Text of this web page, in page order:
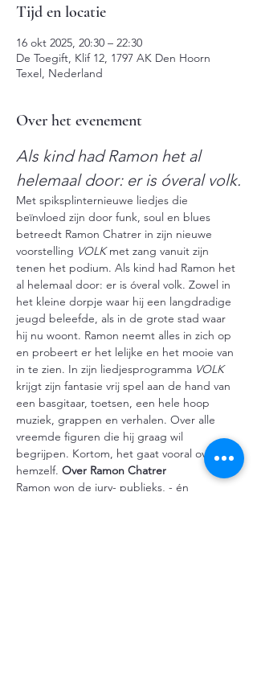
Tijd en locatie
16 okt 2025, 20:30 – 22:30
De Toegift, Klif 12, 1797 AK Den Hoorn
Texel, Nederland
Over het evenement
Als kind had Ramon het al
helemaal door: er is óveral volk.
Met spiksplinternieuwe liedjes die
beïnvloed zijn door funk, soul en blues
betreedt Ramon Chatrer in zijn nieuwe
voorstelling VOLK met zang vanuit zijn
tenen het podium. Als kind had Ramon het
al helemaal door: er is óveral volk. Zowel in
het kleine dorpje waar hij een langdradige
jeugd beleefde, als in de grote stad waar
hij nu woont. Ramon neemt alles in zich op
en probeert er het lelijke en het mooie van
in te zien. In zijn liedjesprogramma VOLK
krijgt zijn fantasie vrij spel aan de hand van
een basgitaar, toetsen, een hele hoop
muziek, grappen en verhalen. Over alle
vreemde figuren die hij graag wil
begrijpen. Kortom, het gaat vooral over
hemzelf. Over Ramon Chatrer
Ramon won de jury- publieks, - én